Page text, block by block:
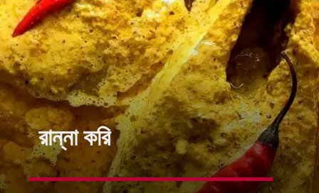
রান্না করি